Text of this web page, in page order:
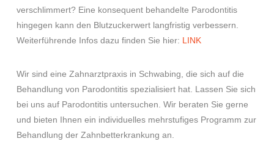
verschlimmert? Eine konsequent behandelte Parodontitis
hingegen kann den Blutzuckerwert langfristig verbessern.
Weiterführende Infos dazu finden Sie hier: LINK
Wir sind eine Zahnarztpraxis in Schwabing, die sich auf die
Behandlung von Parodontitis spezialisiert hat. Lassen Sie sich
bei uns auf Parodontitis untersuchen. Wir beraten Sie gerne
und bieten Ihnen ein individuelles mehrstufiges Programm zur
Behandlung der Zahnbetterkrankung an.